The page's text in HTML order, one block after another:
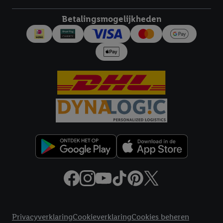
Betalingsmogelijkheden
PrivacyverklaringCookieverklaringCookies beheren
en Lidl-diensten, met behulp van jouw gehashte e-mailadres en
met eventuele andere identifiers of met identifiers waarover
Criteo S.A. beschikt, aan jou kunnen worden toegewezen.
Onder "Aanpassen" kun je aangeven met welke cookies en
je instemt. Verder kan je er meer informatie vinden over de
gegevensverwerking.
Door te klikken op "Weigeren", kies je voor de optie dat er enkel
technisch noodzakelijke cookies en vergelijkbare technieken
worden gebruikt.
Door op "Akkoord" te klikken, stem je in met alle verwerkingen
voor alle bovengenoemde doeleinden. Meer informatie,
inclusief over de opslagperiode van de gegevens en je recht om
jouw toestemming op elk gewenst moment in te trekken, vind je
privacyverklaring.Je vindt de impressum voor de Lidl